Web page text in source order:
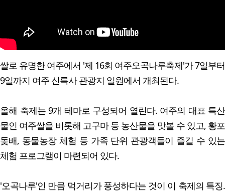
쌀로 유명한 여주에서 '제 16회 여주오곡나루축제'가 7일부터
9일까지 여주 신륵사 관광지 일원에서 개최된다.
올해 축제는 9개 테마로 구성되어 열린다. 여주의 대표 특산
물인 여주쌀을 비롯해 고구마 등 농산물을 맛볼 수 있고, 황포
돛배, 동물농장 체험 등 가족 단위 관광객들이 즐길 수 있는
체험 프로그램이 마련되어 있다.
'오곡나루'인 만큼 먹거리가 풍성하다는 것이 이 축제의 특징.